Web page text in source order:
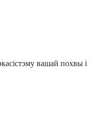
вашай похвы і